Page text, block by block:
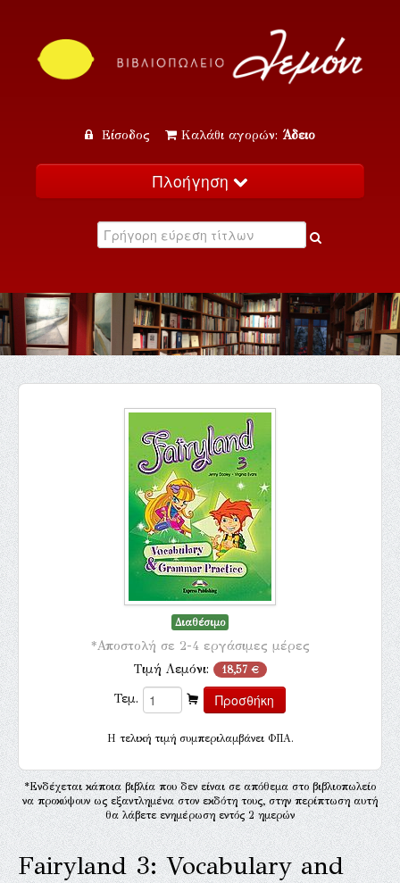
Είσοδος Καλάθι αγορών: Άδειο
Πλοήγηση
Κατάλογος
Εκδηλώσεις
Επικοινωνία
Διαθέσιμο
*Αποστολή σε 2-4 εργάσιμες μέρες
Τιμή Λεμόνι: 18,57 €
Τεμ.
H τελική τιμή συμπεριλαμβάνει ΦΠΑ.
*Ενδέχεται κάποια βιβλία που δεν είναι σε απόθεμα στο βιβλιοπωλείο
να προκύψουν ως εξαντλημένα στον εκδότη τους, στην περίπτωση αυτή
θα λάβετε ενημέρωση εντός 2 ημερών
Fairyland 3: Vocabulary and